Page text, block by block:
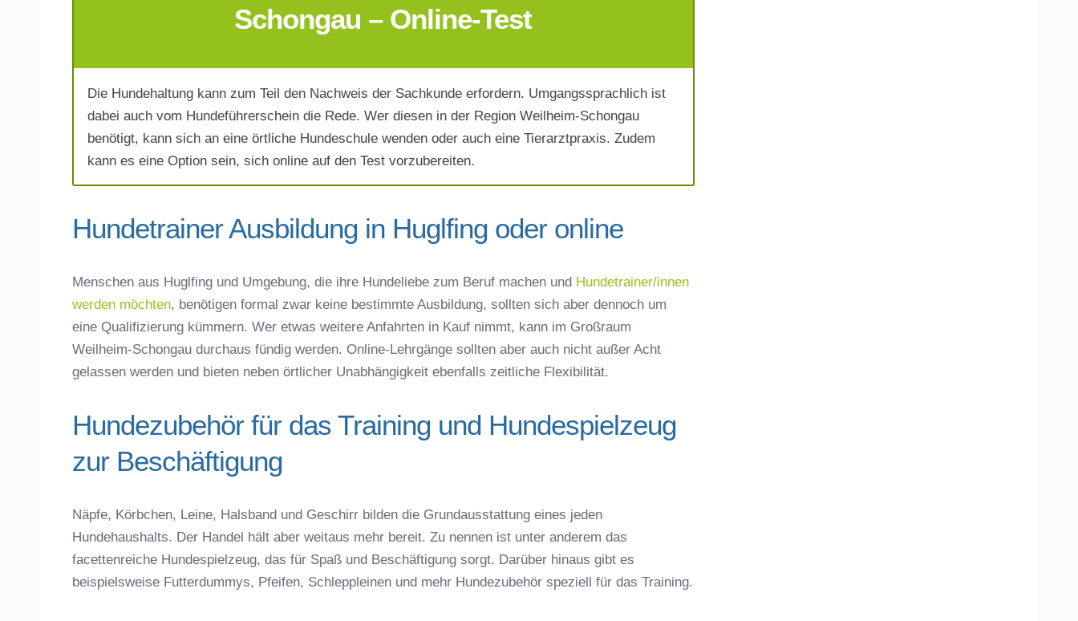
Telefonnummer*
Absenden
Schongau – Online-Test
Die Hundehaltung kann zum Teil den Nachweis der Sachkunde erfordern. Umgangssprachlich ist
dabei auch vom Hundeführerschein die Rede. Wer diesen in der Region Weilheim-Schongau
benötigt, kann sich an eine örtliche Hundeschule wenden oder auch eine Tierarztpraxis. Zudem
kann es eine Option sein, sich online auf den Test vorzubereiten.
Hundetrainer Ausbildung in Huglfing oder online
Menschen aus Huglfing und Umgebung, die ihre Hundeliebe zum Beruf machen und Hundetrainer/innen
werden möchten, benötigen formal zwar keine bestimmte Ausbildung, sollten sich aber dennoch um
eine Qualifizierung kümmern. Wer etwas weitere Anfahrten in Kauf nimmt, kann im Großraum
Weilheim-Schongau durchaus fündig werden. Online-Lehrgänge sollten aber auch nicht außer Acht
gelassen werden und bieten neben örtlicher Unabhängigkeit ebenfalls zeitliche Flexibilität.
Hundezubehör für das Training und Hundespielzeug
zur Beschäftigung
Näpfe, Körbchen, Leine, Halsband und Geschirr bilden die Grundausstattung eines jeden
Hundehaushalts. Der Handel hält aber weitaus mehr bereit. Zu nennen ist unter anderem das
facettenreiche Hundespielzeug, das für Spaß und Beschäftigung sorgt. Darüber hinaus gibt es
beispielsweise Futterdummys, Pfeifen, Schleppleinen und mehr Hundezubehör speziell für das Training.